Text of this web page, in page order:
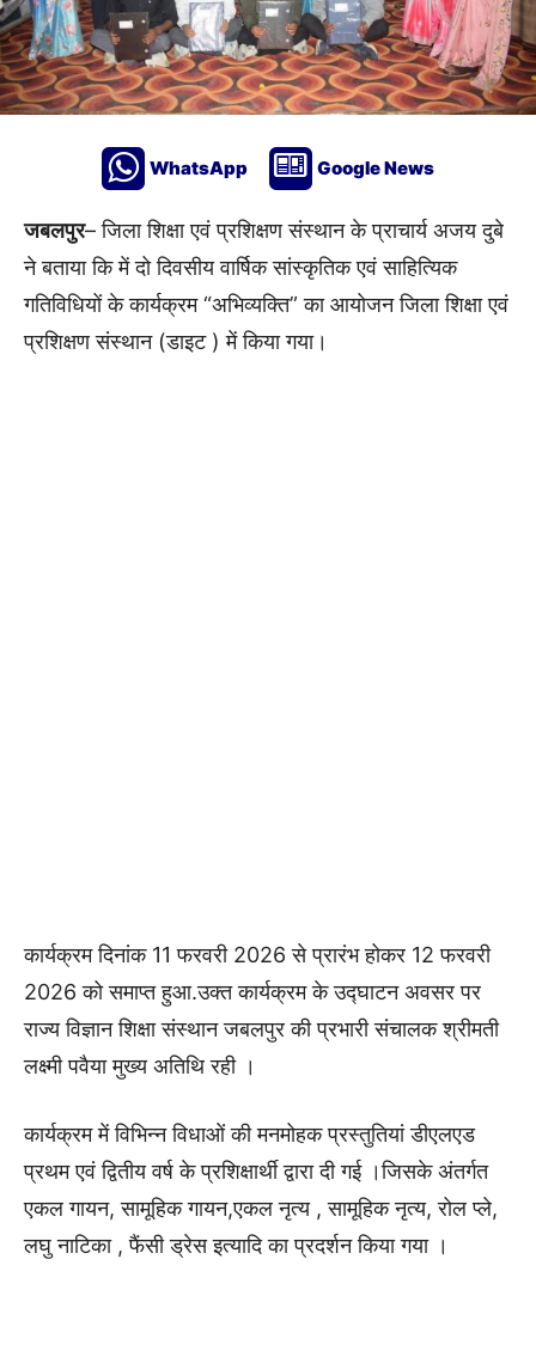
WhatsApp Google News
जबलपुर– जिला शिक्षा एवं प्रशिक्षण संस्थान के प्राचार्य अजय दुबे
ने बताया कि में दो दिवसीय वार्षिक सांस्कृतिक एवं साहित्यिक
गतिविधियों के कार्यक्रम “अभिव्यक्ति” का आयोजन जिला शिक्षा एवं
प्रशिक्षण संस्थान (डाइट ) में किया गया।
कार्यक्रम दिनांक 11 फरवरी 2026 से प्रारंभ होकर 12 फरवरी
2026 को समाप्त हुआ.उक्त कार्यक्रम के उद्घाटन अवसर पर
राज्य विज्ञान शिक्षा संस्थान जबलपुर की प्रभारी संचालक श्रीमती
लक्ष्मी पवैया मुख्य अतिथि रही ।
कार्यक्रम में विभिन्न विधाओं की मनमोहक प्रस्तुतियां डीएलएड
प्रथम एवं द्वितीय वर्ष के प्रशिक्षार्थी द्वारा दी गई ।जिसके अंतर्गत
एकल गायन, सामूहिक गायन,एकल नृत्य , सामूहिक नृत्य, रोल प्ले,
लघु नाटिका , फैंसी ड्रेस इत्यादि का प्रदर्शन किया गया ।